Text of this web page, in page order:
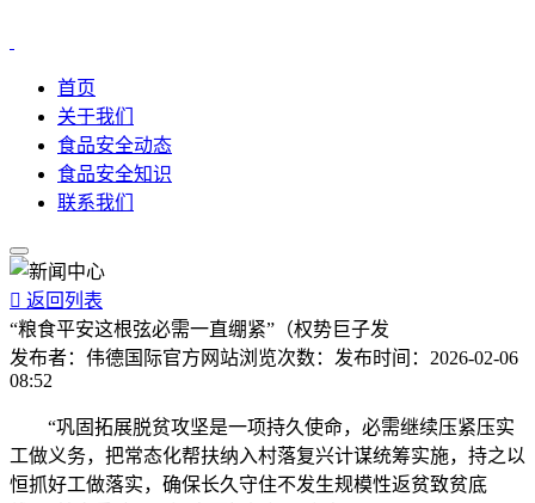
首页
关于我们
食品安全动态
食品安全知识
联系我们
 返回列表
“粮食平安这根弦必需一直绷紧”（权势巨子发
发布者： 伟德国际官方网站浏览次数： 发布时间： 2026-02-06
08:52
“巩固拓展脱贫攻坚是一项持久使命，必需继续压紧压实
工做义务，把常态化帮扶纳入村落复兴计谋统筹实施，持之以
恒抓好工做落实，确保长久守住不发生规模性返贫致贫底